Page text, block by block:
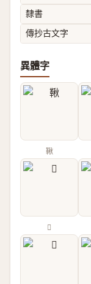
隸書
傳抄古文字
異體字
鞦
𤇫